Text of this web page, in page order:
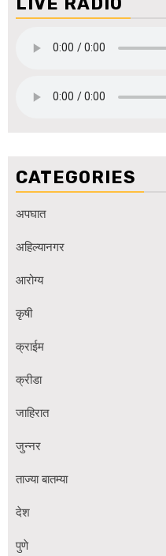
CATEGORIES
अपघात
अहिल्यानगर
आरोग्य
कृषी
क्राईम
क्रीडा
जाहिरात
जुन्नर
ताज्या बातम्या
देश
पुणे